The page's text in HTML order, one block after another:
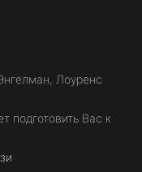
Лоуренс
подготовить Вас к